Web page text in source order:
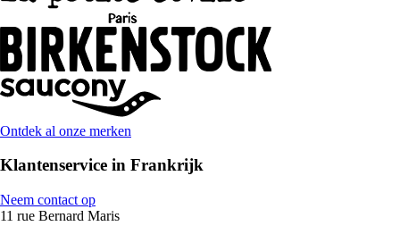
Ontdek al onze merken
Klantenservice in Frankrijk
Neem contact op
11 rue Bernard Maris